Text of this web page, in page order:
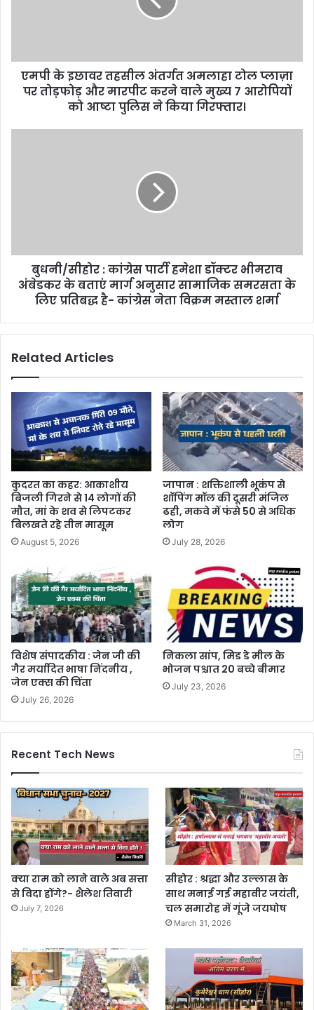
s
एमपी के इछावर तहसील अंतर्गत अमलाहा टोल प्लाज़ा
पर तोड़फोड़ और मारपीट करने वाले मुख्य 7 आरोपियों
को आष्टा पुलिस ने किया गिरफ्तार।
बुधनी/सीहोर : कांग्रेस पार्टी हमेशा डॉक्टर भीमराव
अंबेडकर के बताएं मार्ग अनुसार सामाजिक समरसता के
लिए प्रतिबद्ध है- कांग्रेस नेता विक्रम मस्ताल शर्मा
Related Articles
कुदरत का कहर: आकाशीय
बिजली गिरने से 14 लोगों की
मौत, मां के शव से लिपटकर
बिलखते रहे तीन मासूम
August 5, 2026
जापान : शक्तिशाली भूकंप से
शॉपिंग मॉल की दूसरी मंजिल
ढही, मकवे में फंसे 50 से अधिक
लोग
July 28, 2026
विशेष संपादकीय : जेन जी की
गैर मर्यादित भाषा निंदनीय ,
जेन एक्स की चिंता
July 26, 2026
निकला सांप, मिड डे मील के
भोजन पश्चात 20 बच्चे बीमार
July 23, 2026
Recent Tech News
क्या राम को लाने वाले अब सत्ता
से विदा होंगे?- शैलेश तिवारी
July 7, 2026
सीहोर : श्रद्धा और उल्लास के
साथ मनाई गई महावीर जयंती,
चल समारोह में गूंजे जयघोष
March 31, 2026